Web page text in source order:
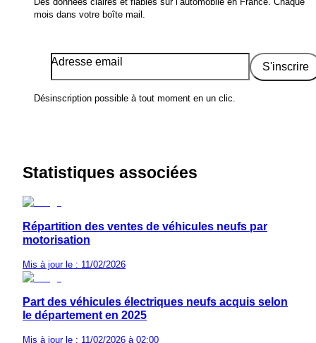
mois dans votre boîte mail.
S'inscrire
Adresse email
Désinscription possible à tout moment en un clic.
Statistiques associées
Répartition des ventes de véhicules neufs par
motorisation
Mis à jour le : 11/02/2026
Part des véhicules électriques neufs acquis selon
le département en 2025
Mis à jour le : 11/02/2026 à 02:00